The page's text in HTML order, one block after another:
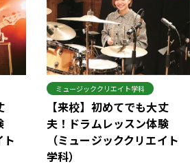
ト
ミュージッククリエイト学科
【来校】初めてでも大丈
夫！ドラムレッスン体験
（ミュージッククリエイト
学科）